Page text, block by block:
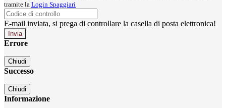
tramite la Login Spaggiari
E-mail inviata, si prega di controllare la casella di posta elettronica!
Errore
Chiudi
Successo
Chiudi
Informazione